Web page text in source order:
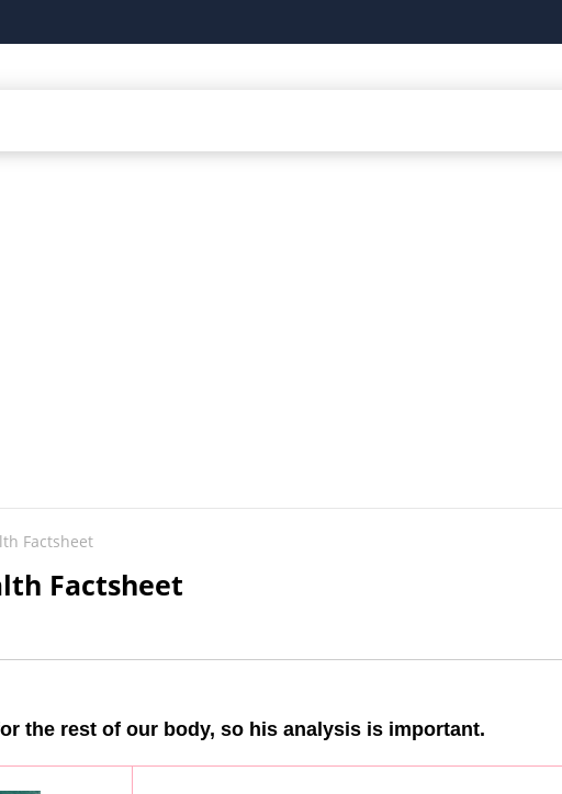
Factsheet
Factsheet
the rest of our body, so his analysis is important.